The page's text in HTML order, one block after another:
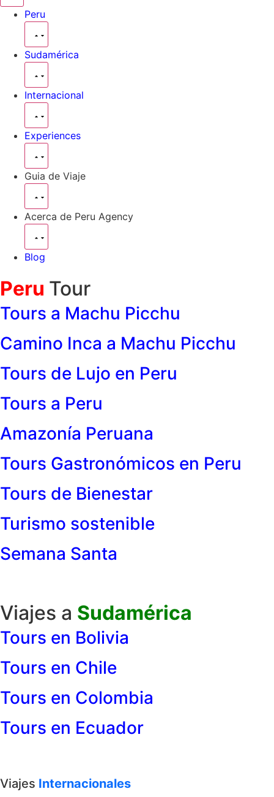
Peru
Sudamérica
Internacional
Experiences
Guia de Viaje
Acerca de Peru Agency
Blog
Peru Tour
Tours a Machu Picchu
Camino Inca a Machu Picchu
Tours de Lujo en Peru
Tours a Peru
Amazonía Peruana
Tours Gastronómicos en Peru
Tours de Bienestar
Turismo sostenible
Semana Santa
Viajes a Sudamérica
Tours en Bolivia
Tours en Chile
Tours en Colombia
Tours en Ecuador
Viajes Internacionales